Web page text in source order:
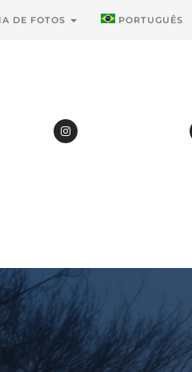
DE FOTOS PORTUGUÊS